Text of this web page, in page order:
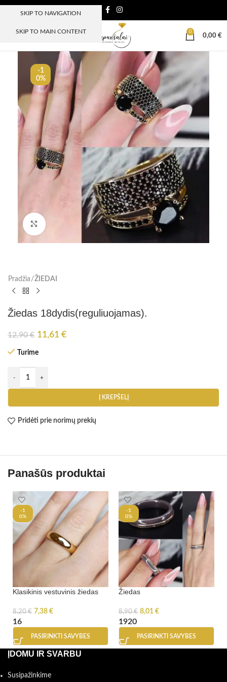
SKIP TO NAVIGATION
SKIP TO MAIN CONTENT
MENIU
0
0,00 €
-1
0%
Paspauskite, kad padidinti
Pradžia ŽIEDAI
Žiedas 18dydis(reguliuojamas).
12,90€ 11,61 €
Turime
Į KREPŠELĮ
Pridėti prie norimų prekių
Panašūs produktai
-1
0%
Klasikinis vestuvinis žiedas
8,20€ 7,38 €
16
PASIRINKTI SAVYBES
-1
0%
Žiedas
8,90€ 8,01 €
1920
PASIRINKTI SAVYBES
ĮDOMU IR SVARBU
Susipažinkime